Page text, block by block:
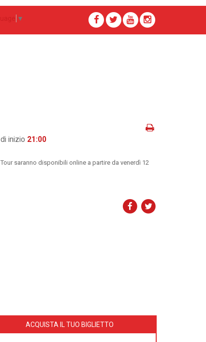
▼
inizio 21:00
saranno disponibili online a partire da venerdì 12
ACQUISTA IL TUO BIGLIETTO